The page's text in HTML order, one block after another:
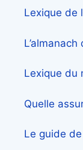
Lexique de
Lexique du
Quelle
Le guide